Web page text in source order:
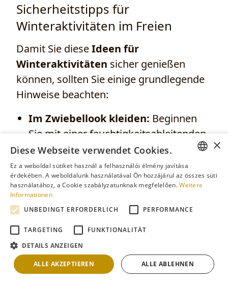
Sicherheitstipps für
Winteraktivitäten im Freien
Damit Sie dieseIdeen für
Winteraktivitäten sicher genießen
können, sollten Sie einige grundlegende
Hinweise beachten:
Im Zwiebellook kleiden: Beginnen
Sie mit einer feuchtigkeitsableitenden
Unterschicht, fügen Sie eine
wärmende mittlere Schicht hinzu und
tragen Sie darüber eine wind- und
wasserabweisende Außenschicht. ²
Hände, Füße und Kopf schützen:
Tragen Sie eine warme Mütze,
Handschuhe, dicke Socken und
isolierte Schuhe oder Stiefel, um
Erfrierungen vorzubeugen.
ENGLISH
ROMANIAN
FRENCH
×
Diese Webseite verwendet Cookies.
Ez a weboldal sütiket használ a felhasználói élmény javítása
érdekében. A weboldalunk használatával Ön hozzájárul az összes süti
használatához, a Cookie szabályzatunknak megfelelően.Weitere
Informationen
UNBEDINGT ERFORDERLICH
PERFORMANCE
TARGETING
FUNKTIONALITÄT
DETAILS ANZEIGEN
ALLE AKZEPTIEREN ALLE ABLEHNEN